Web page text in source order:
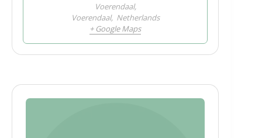
Voerendaal,
Voerendaal, Netherlands
+ Google Maps